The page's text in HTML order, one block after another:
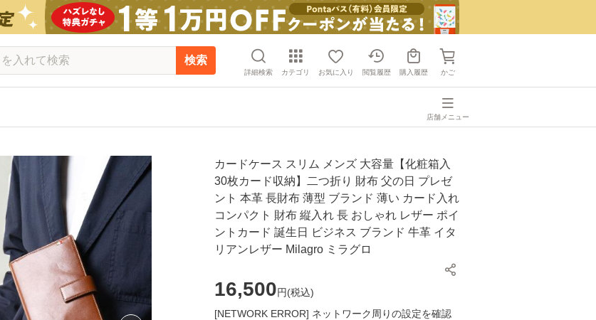
検索
詳細検索 カテゴリ お気に入り 閲覧履歴 購入履歴 かご
店舗メニュー
カードケース スリム メンズ 大容量【化粧箱入
30枚カード収納】二つ折り 財布 父の日 プレゼ
ント 本革 長財布 薄型 ブランド 薄い カード入れ
コンパクト 財布 縦入れ 長 おしゃれ レザー ポイ
ントカード 誕生日 ビジネス ブランド 牛革 イタ
リアンレザー Milagro ミラグロ
16,500円(税込)
[NETWORK ERROR] ネットワーク周りの設定を確認